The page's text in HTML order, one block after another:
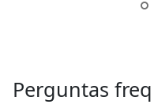
Perguntas